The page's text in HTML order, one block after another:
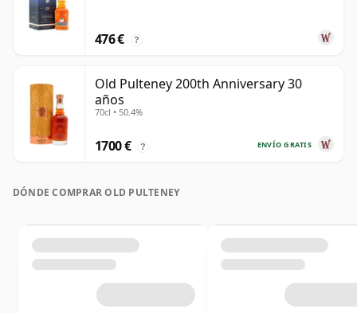
476 € ?
Old Pulteney 200th Anniversary 30
años
70cl • 50.4%
ENVÍO GRATIS
1700 € ?
DÓNDE COMPRAR OLD PULTENEY